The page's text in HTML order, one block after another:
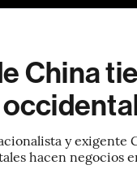
China
y
hacen negocios